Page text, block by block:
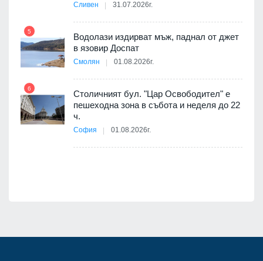
Сливен 31.07.2026г.
5
Водолази издирват мъж, паднал от джет
в язовир Доспат
Смолян 01.08.2026г.
6
Столичният бул. "Цар Освободител" е
пешеходна зона в събота и неделя до 22
ч.
София 01.08.2026г.